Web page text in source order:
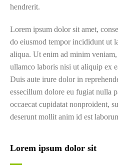
hendrerit.
Lorem ipsum dolor sit amet,
do eiusmod tempor incididunt ut
aliqua. Ut enim ad minim
ullamco laboris nisi ut aliquip ex
Duis aute irure dolor in
essecillum dolore eu fugiat nulla
occaecat cupidatat nonproident,
deserunt mollit anim id est
Lorem ipsum dolor sit